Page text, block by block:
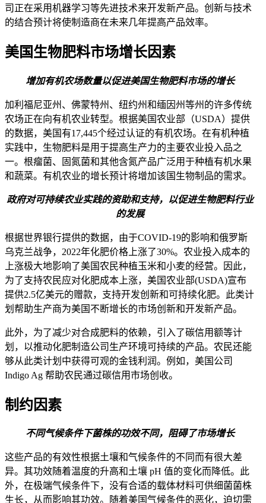
司正在采用机器学习等先进技术来开发新产品。创新与技术
的结合预计将使制造商在未来几年提高产品效率。
美国生物肥料市场增长因素
增加有机农场数量以促进美国生物肥料市场的增长
加利福尼亚州、佛蒙特州、纽约州和缅因州等州的许多传统
农场正在向有机农业转型。根据美国农业部（USDA）提供
的数据，美国有17,445个经过认证的有机农场。在有机种植
实践中，生物肥料是用于提高生产力的主要农业投入品之
一。根瘤菌、固氮菌和其他含氮产品广泛用于种植有机水果
和蔬菜。有机农业的增长预计将增加该国生物制品的需求。
政府对可持续农业实践的资助和支持，以促进生物肥料行业
的发展
根据世界银行提供的数据，由于COVID-19的影响和俄罗斯
乌克兰战争，2022年化肥价格上涨了30%。农业投入成本的
上涨极大地影响了美国农民种植玉米和小麦的经营。因此，
为了支持农民应对化肥成本上涨，美国农业部(USDA)宣布
提供2.5亿美元的赠款，支持开发创新和可持续化肥。此类计
划帮助生产商为美国不断增长的市场创新和开发新产品。
此外，为了减少对合成肥料的依赖，引入了碳信用额等计
划，以推动化肥制造公司生产环境可持续的产品。农民还能
够从此类计划中获得可观的金钱利润。例如，美国公司
Indigo Ag 帮助农民通过碳信用市场创收。
制约因素
不同气候条件下菌株的功效不同，阻碍了市场增长
这些产品的有效性根据土壤和气候条件的不同而有很大差
异。其功效随着温度的升高和土壤 pH 值的变化而降低。此
外，在极端气候条件下，没有合适的载体材料可供细菌菌株
生长，从而影响其功效。随着美国气候条件的恶化，迫切需